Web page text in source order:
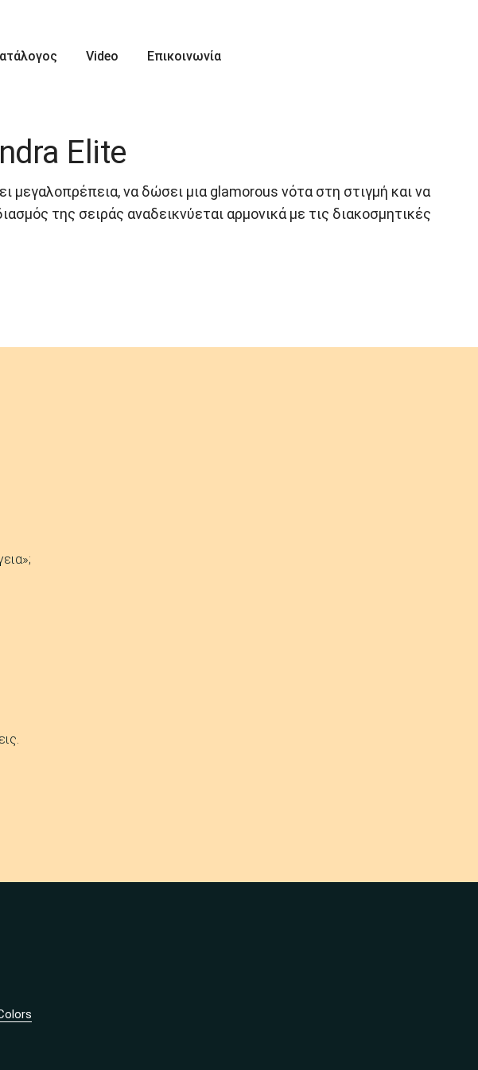
Video Επικοινωνία
Elite
μεγαλοπρέπεια, να δώσει μια glamorous νότα στη στιγμή και να
της σειράς αναδεικνύεται αρμονικά με τις διακοσμητικές